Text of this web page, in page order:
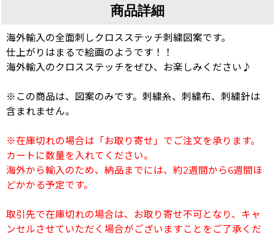
商品詳細
海外輸入の全面刺しクロスステッチ刺繍図案です。
仕上がりはまるで絵画のようです！！
海外輸入のクロスステッチをぜひ、お楽しみください♪
※この商品は、図案のみです。刺繍糸、刺繍布、刺繍針は
含まれません。
※在庫切れの場合は「お取り寄せ」でご注文を承ります。
カートに数量を入れてください。
海外から輸入のため、納品までには、約2週間から6週間ほ
どかかる予定です。
取引先で在庫切れの場合は、お取り寄せ不可となり、キャ
ンセルさせていただく場合がございますことをご了承くだ